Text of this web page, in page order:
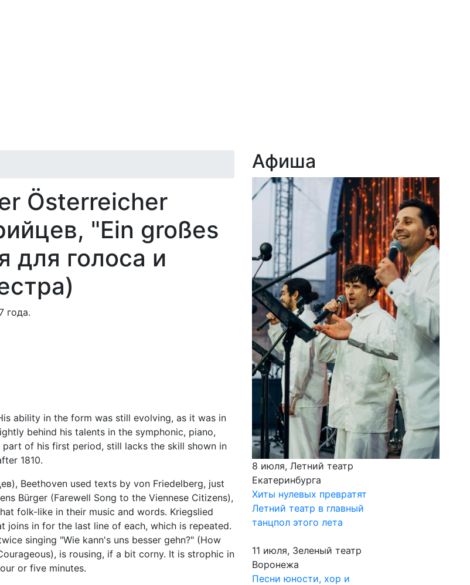
Österreicher
"Ein großes
для голоса и
года.
ability in the form was still evolving, as it was in
behind his talents in the symphonic, piano,
of his first period, still lacks the skill shown in
1810.
Beethoven used texts by von Friedelberg, just
Bürger (Farewell Song to the Viennese Citizens),
folk-like in their music and words. Kriegslied
joins in for the last line of each, which is repeated.
singing "Wie kann's uns besser gehn?" (How
is rousing, if a bit corny. It is strophic in
or five minutes.
Афиша
8 июля, Летний театр
Екатеринбурга
Хиты нулевых превратят
Летний театр в главный
танцпол этого лета
11 июля, Зеленый театр
Воронежа
Песни юности, хор и